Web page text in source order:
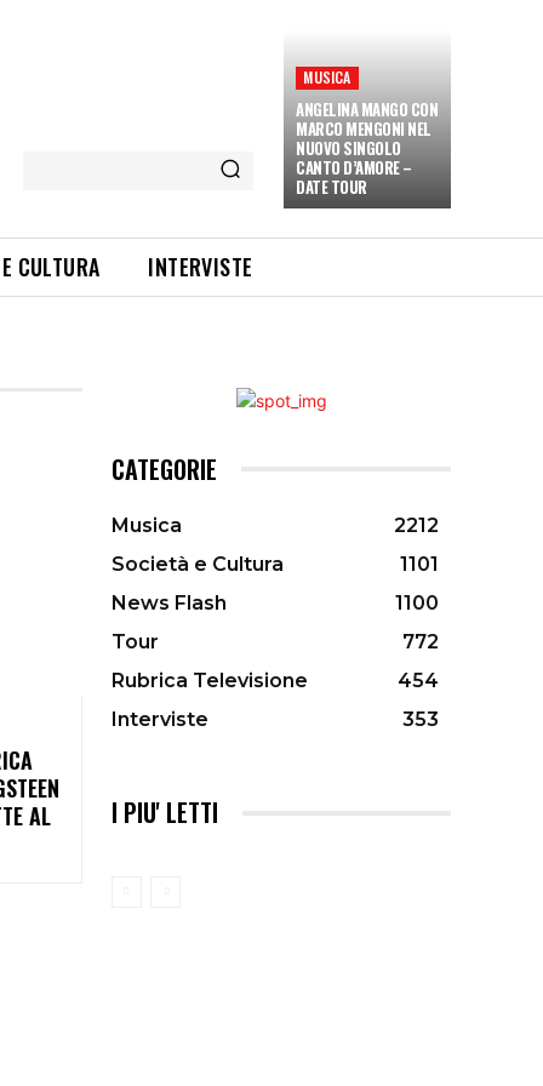
MUSICA
ANGELINA MANGO CON
MARCO MENGONI NEL
NUOVO SINGOLO
CANTO D’AMORE –
DATE TOUR
CULTURA INTERVISTE
AL
CATEGORIE
Musica
2212
Società e Cultura
1101
News Flash
1100
Tour
772
Rubrica Televisione
454
Interviste
353
I PIU' LETTI